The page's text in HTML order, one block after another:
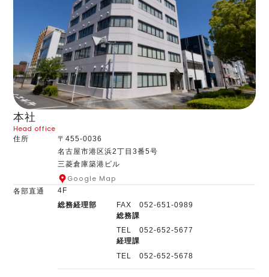
本社
Head office
住所
〒455-0036
名古屋市港区浜2丁目3番5号
三菱倉庫築港ビル
Google Map
各部直通
4F
総務経理部
FAX 052-651-0989
総務課
TEL 052-652-5677
経理課
TEL 052-652-5678